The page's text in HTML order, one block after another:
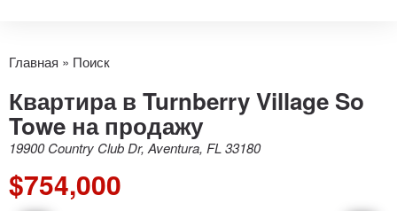
Главная » Поиск
Квартира в Turnberry Village So
Towe на продажу
19900 Country Club Dr, Aventura, FL 33180
$754,000